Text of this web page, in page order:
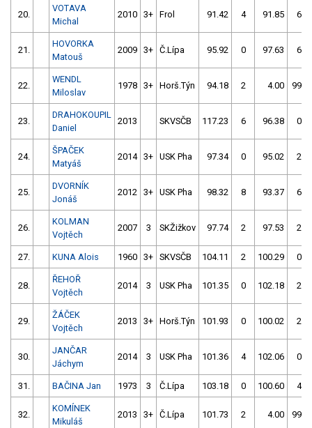
20.
VOTAVA
Michal
2010 3+ Frol 91.42 4 91.85 6
21.
HOVORKA
Matouš
2009 3+ Č.Lípa 95.92 0 97.63 6
22.
WENDL
Miloslav
1978 3+ Horš.Týn 94.18 2 4.00 999
23.
DRAHOKOUPIL
Daniel
2013 SKVSČB 117.23 6 96.38 0
24.
ŠPAČEK
Matyáš
2014 3+ USK Pha 97.34 0 95.02 2
25.
DVORNÍK
Jonáš
2012 3+ USK Pha 98.32 8 93.37 6
26.
KOLMAN
Vojtěch
2007 3 SKŽižkov 97.74 2 97.53 2
27. KUNA Alois 1960 3+ SKVSČB 104.11 2 100.29 0
28.
ŘEHOŘ
Vojtěch
2014 3 USK Pha 101.35 0 102.18 2
29.
ŽÁČEK
Vojtěch
2013 3+ Horš.Týn 101.93 0 100.02 2
30.
JANČAR
Jáchym
2014 3 USK Pha 101.36 4 102.06 0
31. BAČINA Jan 1973 3 Č.Lípa 103.18 0 100.60 4
32.
KOMÍNEK
Mikuláš
2013 3+ Č.Lípa 101.73 2 4.00 999